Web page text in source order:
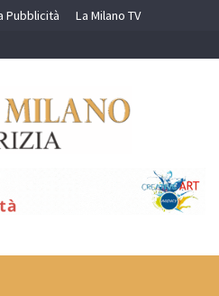
Pubblicità La Milano TV